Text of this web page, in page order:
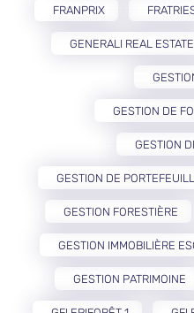
FRANPRIX
GENERALI REAL ESTATE
GESTION DE
GESTION
GESTION DE
GESTION FORESTIÈRE
GESTION IMMOBILIÈRE
GESTION PATRIMOINE